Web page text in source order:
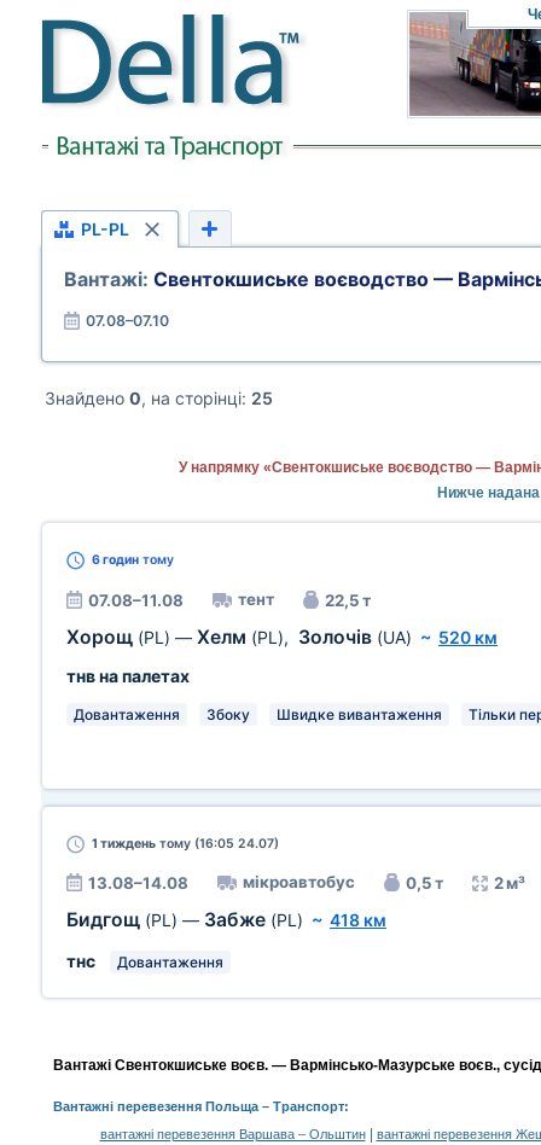
PL-PL
Вантажі: Свентокшиське воєводство —
07.08–07.10
Знайдено 0, на сторінці: 25
У напрямку «Свентокшиське воєводство —
Нижче
6 годин тому
07.08–11.08 тент 22,5 т
Хорощ (PL) — Хелм (PL), Золочів (UA) ~ 520 км
тнв на палетах
Довантаження Збоку Швидке вивантаження Тільки
1 тиждень тому (16:05 24.07)
13.08–14.08 мікроавтобус 0,5 т 2 м³
Бидгощ (PL) — Забже (PL) ~ 418 км
тнс
Довантаження
Вантажі Свентокшиське воєв. — Вармінсько-Мазурське воєв.,
Вантажні перевезення Польща– Транспорт:
вантажні перевезення Варшава – Ольштин|
вантажні перевезення